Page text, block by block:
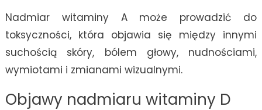
Nadmiar witaminy A może prowadzić do
toksyczności, która objawia się między innymi
suchością skóry, bólem głowy, nudnościami,
wymiotami i zmianami wizualnymi.
Objawy nadmiaru witaminy D